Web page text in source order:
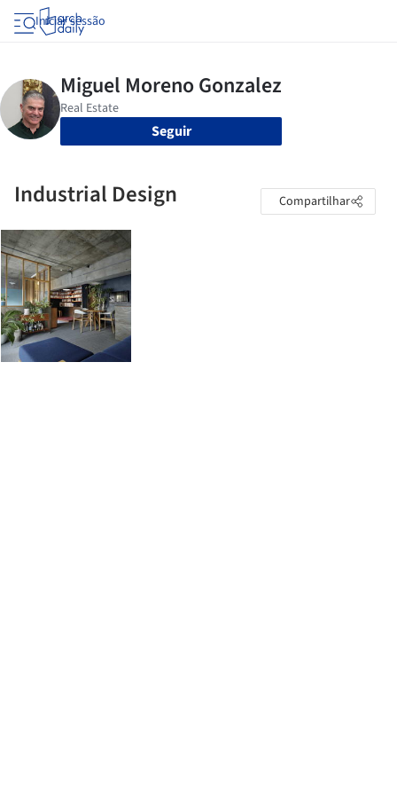
Iniciar sessão
Seguir
Industrial Design Compartilhar